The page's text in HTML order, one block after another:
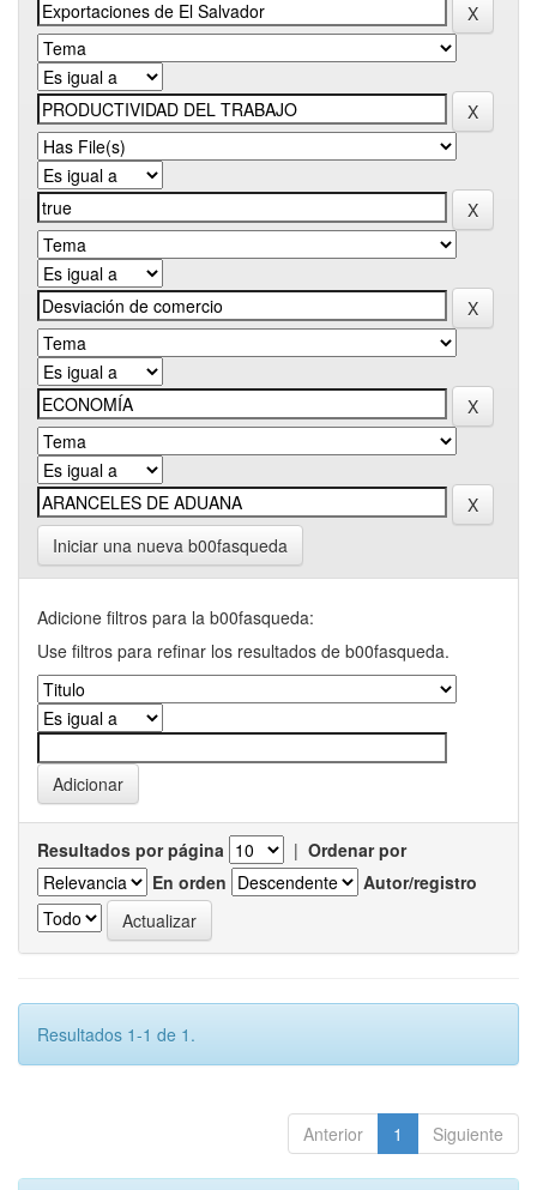
Iniciar una nueva b00fasqueda
Adicione filtros para la b00fasqueda:
Use filtros para refinar los resultados de b00fasqueda.
Resultados por página | Ordenar por
En orden
Autor/registro
Resultados 1-1 de 1.
Anterior 1 Siguiente